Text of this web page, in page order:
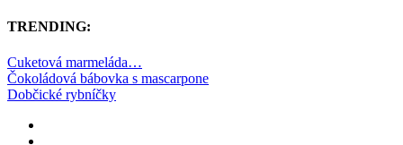
TRENDING:
Cuketová marmeláda…
Čokoládová bábovka s mascarpone
Dobčické rybníčky